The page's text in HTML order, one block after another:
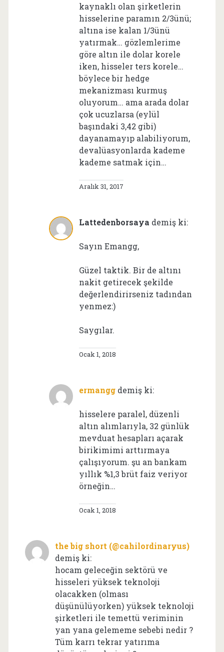
kaynaklı olan şirketlerin
hisselerine paramın 2/3ünü;
altına ise kalan 1/3ünü
yatırmak… gözlemlerime
göre altın ile dolar korele
iken, hisseler ters korele…
böylece bir hedge
mekanizması kurmuş
oluyorum… ama arada dolar
çok ucuzlarsa (eylül
başındaki 3,42 gibi)
dayanamayıp alabiliyorum,
devalüasyonlarda kademe
kademe satmak için…
Aralık 31, 2017
Lattedenborsaya demiş ki:
Sayın Emangg,
Güzel taktik. Bir de altını
nakit getirecek şekilde
değerlendirirseniz tadından
yenmez:)
Saygılar.
Ocak 1, 2018
ermangg demiş ki:
hisselere paralel, düzenli
altın alımlarıyla, 32 günlük
mevduat hesapları açarak
birikimimi arttırmaya
çalışıyorum. şu an bankam
yıllık %1,3 brüt faiz veriyor
örneğin…
Ocak 1, 2018
the big short (@cahilordinaryus)
demiş ki:
hocam geleceğin sektörü ve
hisseleri yüksek teknoloji
olacakken (olması
düşünülüyorken) yüksek teknoloji
şirketleri ile temettü veriminin
yan yana gelememe sebebi nedir ?
Tüm karrı tekrar yatırıma